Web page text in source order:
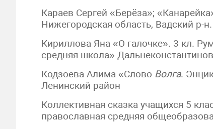
Караев Сергей «Берёза»;
Нижегородская область, Вадский р-н.
Кириллова Яна «О галочке». 3 кл.
средняя школа»
Кодзоева Алима «Слово Волга.
Ленинский район
Коллективная сказка учащихся 5
православная средняя